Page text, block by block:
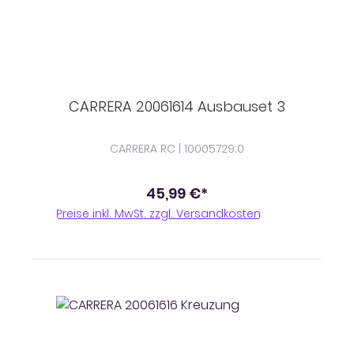
CARRERA 20061614 Ausbauset 3
CARRERA RC | 10005729;0
45,99 €*
Preise inkl. MwSt. zzgl. Versandkosten